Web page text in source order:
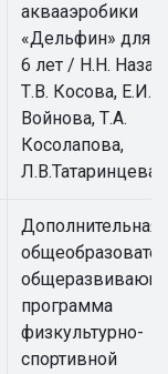
аквааэробики
«Дельфин» для
6 лет / Н.Н.
Т.В. Косова, Е.И.
Войнова, Т.А.
Косолапова,
Л.В.Татаринцева
Дополнительная
программа
физкультурно-
спортивной